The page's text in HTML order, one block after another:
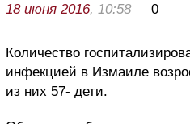
18 июня 2016, 10:58 0
Количество
инфекцией в Измаиле
из них 57- дети.